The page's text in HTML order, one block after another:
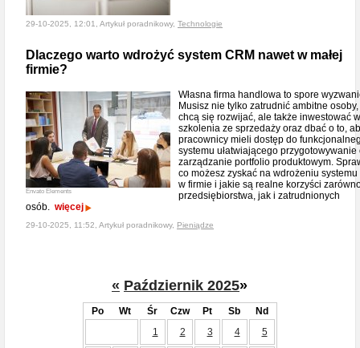
29-10-2025, 12:01, Artykuł poradnikowy, Technologie
Dlaczego warto wdrożyć system CRM nawet w małej
firmie?
Envato Elements
Własna firma handlowa to spore
Musisz nie tylko zatrudnić ambitne
chcą się rozwijać, ale także inwestować w
szkolenia ze sprzedaży oraz dbać o to,
pracownicy mieli dostęp do
systemu ułatwiającego przygotowywanie
zarządzanie portfolio produktowym.
co możesz zyskać na wdrożeniu systemu
w firmie i jakie są realne korzyści
przedsiębiorstwa, jak i zatrudnionych
osób. więcej
29-10-2025, 11:52, Artykuł poradnikowy, Pieniądze
« Październik 2025»
Po Wt Śr Czw Pt Sb
Nd
1
2 3 4 5